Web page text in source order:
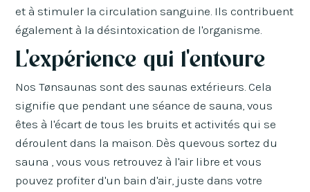
et à stimuler la circulation sanguine. Ils contribuent
également à la désintoxication de l'organisme.
L'expérience qui l'entoure
Nos Tønsaunas sont des saunas extérieurs. Cela
signifie que pendant une séance de sauna, vous
êtes à l'écart de tous les bruits et activités qui se
déroulent dans la maison. Dès quevous sortez du
sauna , vous vous retrouvez à l'air libre et vous
pouvez profiter d'un bain d'air, juste dans votre